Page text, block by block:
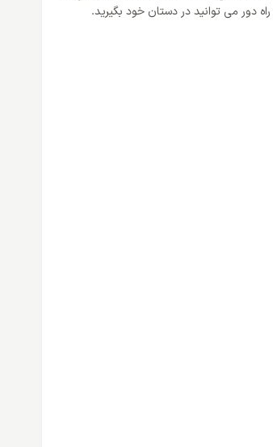
دور می توانید در دستان خود بگیرید.